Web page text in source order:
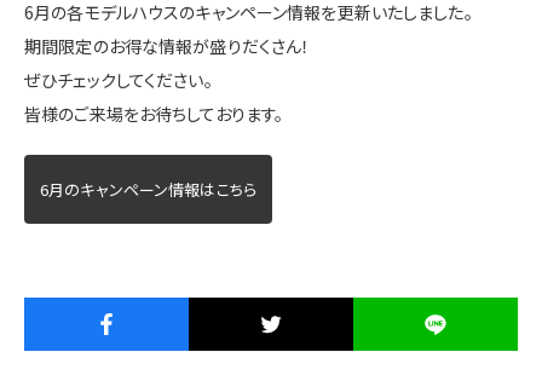
6月の各モデルハウスのキャンペーン情報を更新いたしました。
期間限定のお得な情報が盛りだくさん！
ぜひチェックしてください。
皆様のご来場をお待ちしております。
6月のキャンペーン情報はこちら
施設・サービス
住宅展示場出展に関するご案内